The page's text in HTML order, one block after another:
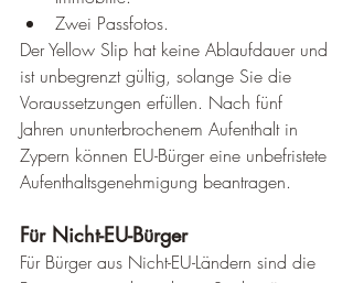
Zwei Passfotos.
Der Yellow Slip hat keine Ablaufdauer und
ist unbegrenzt gültig, solange Sie die
Voraussetzungen erfüllen. Nach fünf
Jahren ununterbrochenem Aufenthalt in
Zypern können EU-Bürger eine unbefristete
Aufenthaltsgenehmigung beantragen.
Für Nicht-EU-Bürger
Für Bürger aus Nicht-EU-Ländern sind die